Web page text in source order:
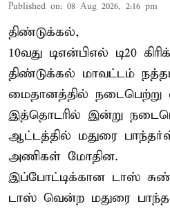
Published on: 08 Aug 2026, 2:16 pm
திண்டுக்கல்,
10வது டிஎன்பிஎல் டி20
திண்டுக்கல் மாவட்டம்
மைதானத்தில் நடைபெற்று
இத்தொடரில் இன்று
ஆட்டத்தில் மதுரை
அணிகள் மோதின.
இப்போட்டிக்கான டாஸ்
டாஸ் வென்ற மதுரை